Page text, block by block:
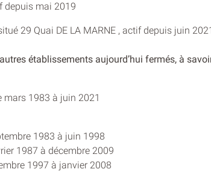
depuis mai 2019
29 Quai DE LA MARNE , actif depuis juin
établissements aujourd’hui fermés, à
mars 1983 à juin 2021
1983 à juin 1998
1987 à décembre 2009
1997 à janvier 2008